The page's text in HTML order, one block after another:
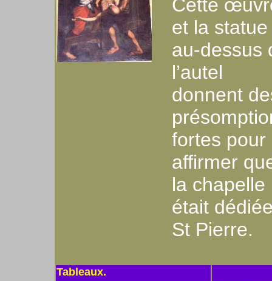
Cette
et la statue
au-dessus
l’autel
donnent
fortes pour
affirmer
la chapelle
était
St Pierre.
Tableaux.